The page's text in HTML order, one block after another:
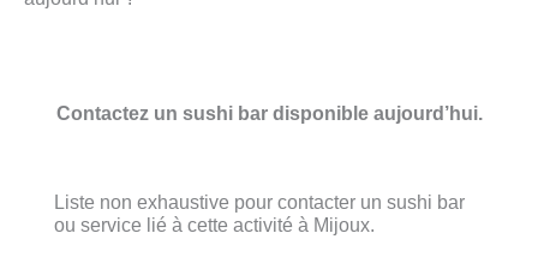
Contactez un sushi bar disponible aujourd’hui.
Liste non exhaustive pour contacter un sushi bar
ou service lié à cette activité à Mijoux.